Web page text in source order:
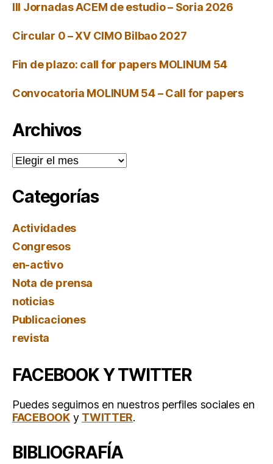
III Jornadas ACEM de estudio – Soria 2026
Circular 0 – XV CIMO Bilbao 2027
Fin de plazo: call for papers MOLINUM 54
Convocatoria MOLINUM 54 – Call for papers
Archivos
Archivos
Categorías
Actividades
Congresos
en-activo
Nota de prensa
noticias
Publicaciones
revista
FACEBOOK Y TWITTER
Puedes seguirnos en nuestros perfiles sociales en
FACEBOOKy TWITTER.
BIBLIOGRAFÍA